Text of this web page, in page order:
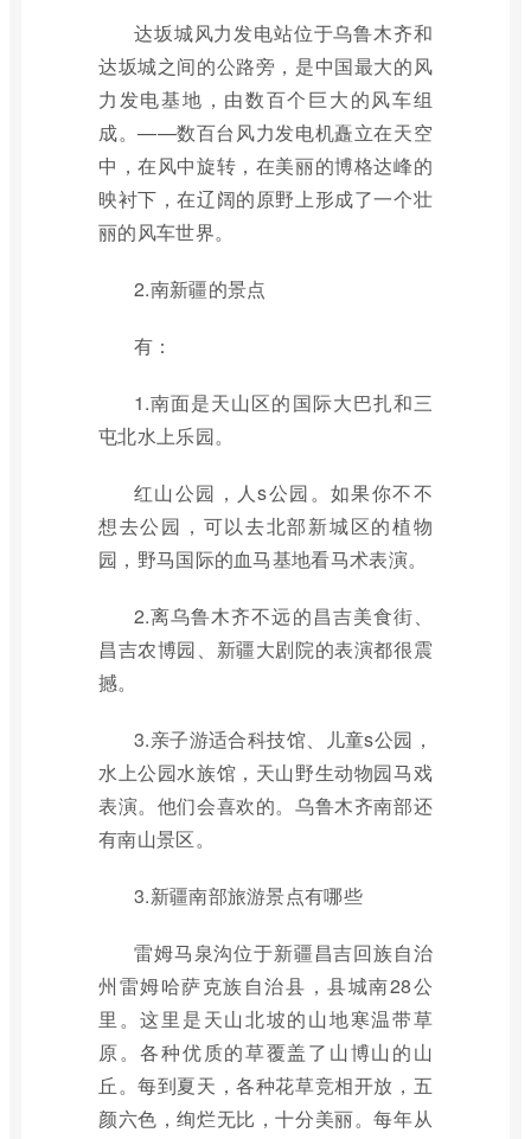
达坂城风力发电站位于乌鲁木齐和
达坂城之间的公路旁，是中国最大的风
力发电基地，由数百个巨大的风车组
成。——数百台风力发电机矗立在天空
中，在风中旋转，在美丽的博格达峰的
映衬下，在辽阔的原野上形成了一个壮
丽的风车世界。
2.南新疆的景点
有：
1.南面是天山区的国际大巴扎和三
屯北水上乐园。
红山公园，人s公园。如果你不不
想去公园，可以去北部新城区的植物
园，野马国际的血马基地看马术表演。
2.离乌鲁木齐不远的昌吉美食街、
昌吉农博园、新疆大剧院的表演都很震
撼。
3.亲子游适合科技馆、儿童s公园，
水上公园水族馆，天山野生动物园马戏
表演。他们会喜欢的。乌鲁木齐南部还
有南山景区。
3.新疆南部旅游景点有哪些
雷姆马泉沟位于新疆昌吉回族自治
州雷姆哈萨克族自治县，县城南28公
里。这里是天山北坡的山地寒温带草
原。各种优质的草覆盖了山博山的山
丘。每到夏天，各种花草竞相开放，五
颜六色，绚烂无比，十分美丽。每年从